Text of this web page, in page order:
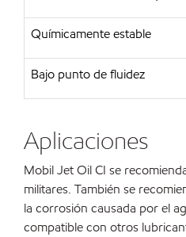
Químicamente estable
Bajo punto de fluidez
Aplicaciones
Mobil Jet Oil CI se
militares. También se
la corrosión causada por el
compatible con otros